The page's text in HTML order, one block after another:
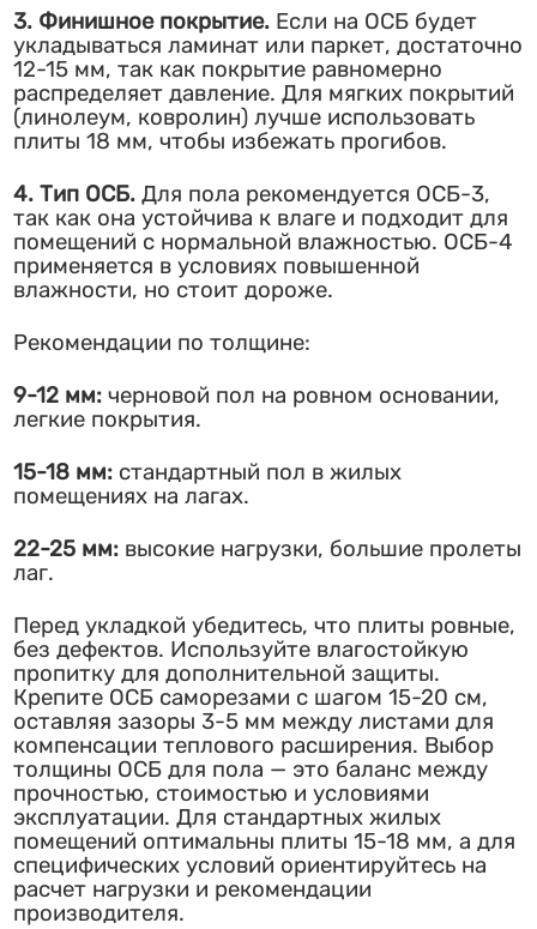
3. Финишное покрытие.Если на ОСБ будет
укладываться ламинат или паркет, достаточно
12-15 мм, так как покрытие равномерно
распределяет давление. Для мягких покрытий
(линолеум, ковролин) лучше использовать
плиты 18 мм, чтобы избежать прогибов.
4. Тип ОСБ.Для пола рекомендуется ОСБ-3,
так как она устойчива к влаге и подходит для
помещений с нормальной влажностью. ОСБ-4
применяется в условиях повышенной
влажности, но стоит дороже.
Рекомендации по толщине:
9-12 мм:черновой пол на ровном основании,
легкие покрытия.
15-18 мм:стандартный пол в жилых
помещениях на лагах.
22-25 мм:высокие нагрузки, большие пролеты
лаг.
Перед укладкой убедитесь, что плиты ровные,
без дефектов. Используйте влагостойкую
пропитку для дополнительной защиты.
Крепите ОСБ саморезами с шагом 15-20 см,
оставляя зазоры 3-5 мм между листами для
компенсации теплового расширения. Выбор
толщины ОСБ для пола — это баланс между
прочностью, стоимостью и условиями
эксплуатации. Для стандартных жилых
помещений оптимальны плиты 15-18 мм, а для
специфических условий ориентируйтесь на
расчет нагрузки и рекомендации
производителя.